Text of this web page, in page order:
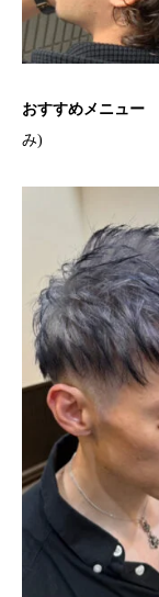
おすすめメニュー
み)